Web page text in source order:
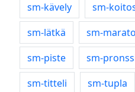
sm-kävely
sm-
sm-lätkä
sm-
sm-piste
sm-
sm-titteli
sm-tupla